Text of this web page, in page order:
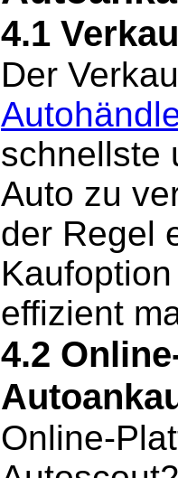
4.1
Der
schnellste
Auto zu
der Regel
effizient
4.2
Online-